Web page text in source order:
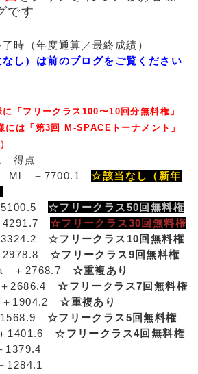
です
時（年度通算／最終成績）
し）は前のブログをご覧ください
「フリークラス100〜10回分無料権」
には「第3回 M-SPACEトーナメント」
得点
Ml ＋7700.1☆該当なし（新年
☆フリークラス50回無料権
☆フリークラス30回無料権
☆フリークラス10回無料権
☆フリークラス9回無料権
＋2768.7 ☆重複あり
2686.4☆フリークラス7回無料権
1904.2☆重複あり
☆フリークラス5回無料権
1401.6☆フリークラス4回無料権